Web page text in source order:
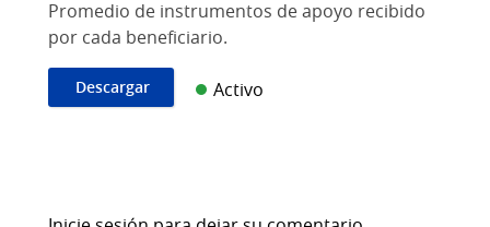
Promedio de instrumentos de apoyo recibido
por cada beneficiario.
Descargar Activo